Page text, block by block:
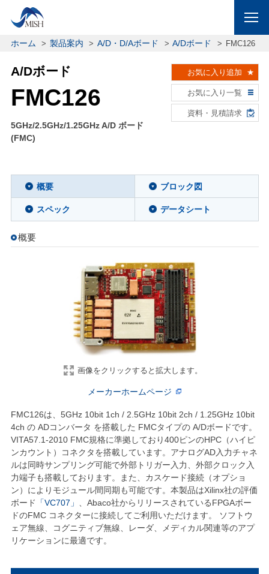
ホーム 製品案内 A/D・D/Aボード A/Dボード FMC126
A/Dボード
FMC126
5GHz/2.5GHz/1.25GHz A/D ボード
(FMC)
お気に入り追加
お気に入り一覧
資料・見積請求
概要 ブロック図
スペック データシート
概要
画像をクリックすると拡大します。
メーカーホームページ
FMC126は、5GHz 10bit 1ch / 2.5GHz 10bit 2ch / 1.25GHz 10bit
4ch の ADコンバータ を搭載した FMCタイプの A/Dボードです。
VITA57.1-2010 FMC規格に準拠しており400ピンのHPC（ハイピ
ンカウント）コネクタを搭載しています。アナログAD入力チャネ
ルは同時サンプリング可能で外部トリガー入力、外部クロック入
力端子も搭載しております。また、カスケード接続（オプショ
ン）によりモジュール間同期も可能です。本製品はXilinx社の評価
ボード 「VC707」
、Abaco社からリリースされているFPGAボー
ドのFMC コネクターに接続してご利用いただけます。 ソフトウ
ェア無線、コグニティブ無線、レーダ、メディカル関連等のアプ
リケーションに最適です。